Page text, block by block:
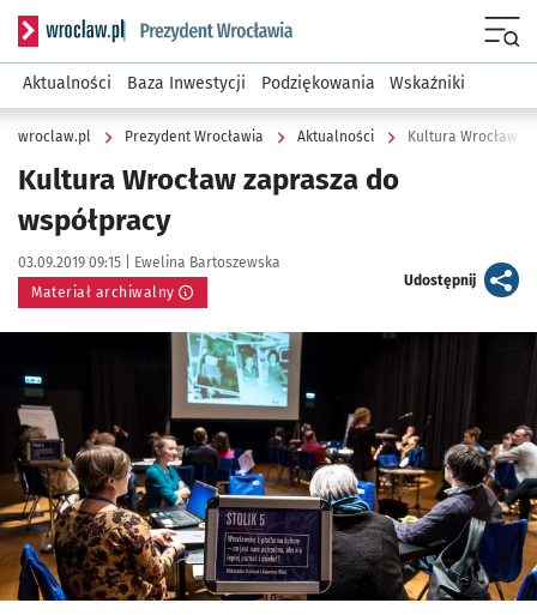
Serwis informacyjny wroclaw.pl podserwis: Prezydent
Aktualności Baza Inwestycji Podziękowania Wskaźniki
wroclaw.pl Prezydent Wrocławia Aktualności Kultura Wrocław
Kultura Wrocław zaprasza do
współpracy
Data publikacji:
03.09.2019 09:15 | Autor:
Ewelina Bartoszewska
Materiał archiwalny
Udostępnijartykuł
Kliknij, aby powiększyć